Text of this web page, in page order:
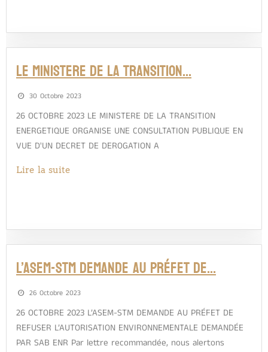
LE MINISTERE DE LA TRANSITION…
30 Octobre 2023
26 OCTOBRE 2023 LE MINISTERE DE LA TRANSITION
ENERGETIQUE ORGANISE UNE CONSULTATION PUBLIQUE EN
VUE D'UN DECRET DE DEROGATION A
Lire la suite
L’ASEM-STM DEMANDE AU PRÉFET DE…
26 Octobre 2023
26 OCTOBRE 2023 L’ASEM-STM DEMANDE AU PRÉFET DE
REFUSER L’AUTORISATION ENVIRONNEMENTALE DEMANDÉE
PAR SAB ENR Par lettre recommandée, nous alertons